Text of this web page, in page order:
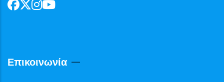
Επικοινωνία